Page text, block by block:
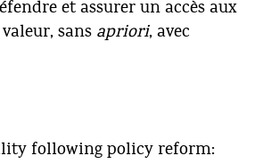
et assurer un accès aux
sans apriori, avec
following policy reform: